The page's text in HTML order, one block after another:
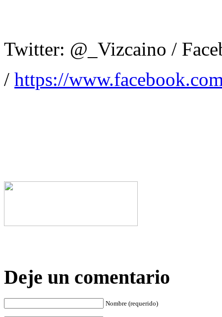
Twitter: @_Vizcaino /
/ https://
Deje un comentario
Nombre (requerido)